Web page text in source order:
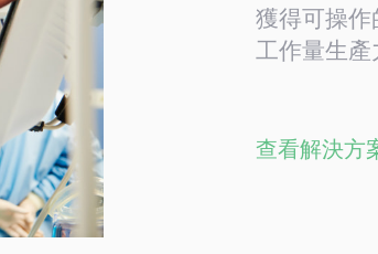
獲得可操
工作量生產
查看解決方